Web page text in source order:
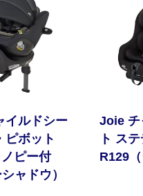
イルドシー
ピボット
ピー付
シャドウ）
Joie チ
ト ス
R129（